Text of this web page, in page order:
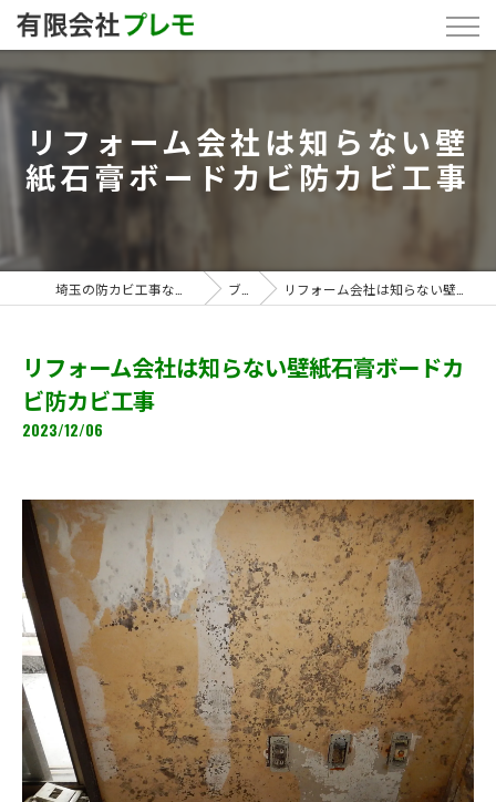
リフォーム会社は知らない壁
紙石膏ボードカビ防カビ工事
ブログ リフォーム会社は知らない壁紙石膏ボードカビ防カビ工事
リフォーム会社は知らない壁紙石膏ボードカ
ビ防カビ工事
2023/12/06